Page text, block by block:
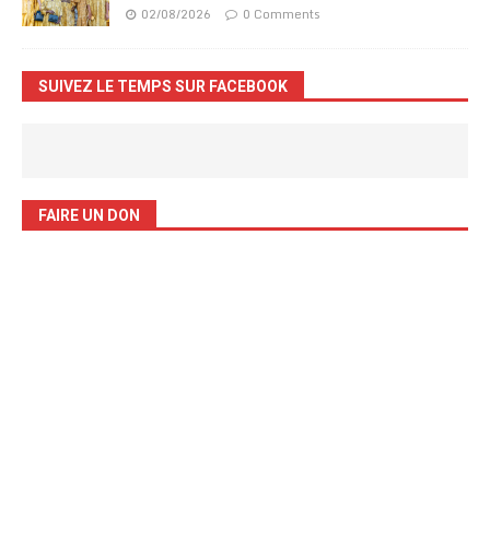
02/08/2026 0 Comments
SUIVEZ LE TEMPS SUR FACEBOOK
FAIRE UN DON